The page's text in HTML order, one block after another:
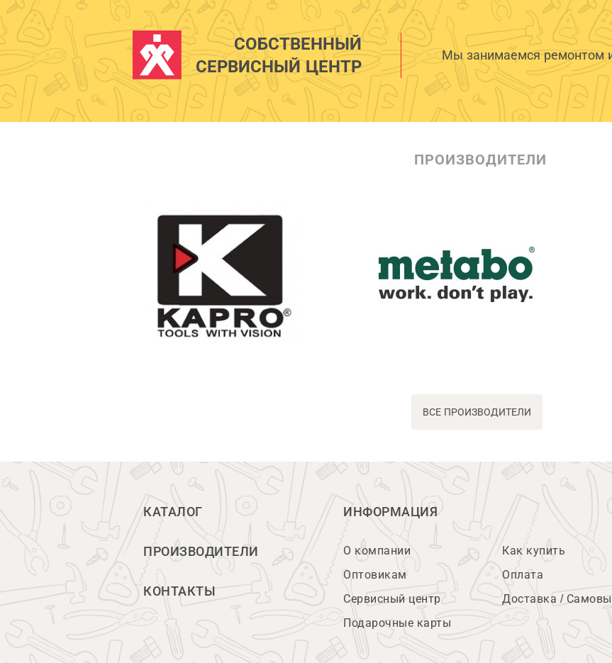
СОБСТВЕННЫЙ
СЕРВИСНЫЙ ЦЕНТР
Мы занимаемся ремонтом
ПРОИЗВОДИТЕЛИ
ВСЕ ПРОИЗВОДИТЕЛИ
КАТАЛОГ
ПРОИЗВОДИТЕЛИ
КОНТАКТЫ
ИНФОРМАЦИЯ
О компании
Оптовикам
Сервисный центр
Подарочные карты
Как купить
Оплата
Доставка /